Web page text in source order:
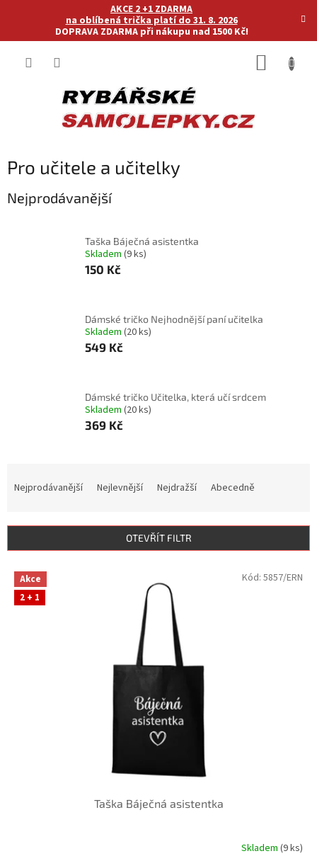
AKCE 2 +1 ZDARMA
na oblíbená trička platí do 31. 8. 2026
DOPRAVA ZDARMA při nákupu nad 1500 Kč!
Pro učitele a učitelky
Nejprodávanější
Taška Báječná asistentka
Skladem (9 ks)
150 Kč
Dámské tričko Nejhodnější paní učitelka
Skladem (20 ks)
549 Kč
Dámské tričko Učitelka, která učí srdcem
Skladem (20 ks)
369 Kč
í
Nejprodávanější Nejlevnější Nejdražší Abecedně
OTEVŘÍT FILTR
V
p
Akce
2 + 1
Taška Báječná asistentka
Skladem (9 ks)
Kód: 5857/ERN